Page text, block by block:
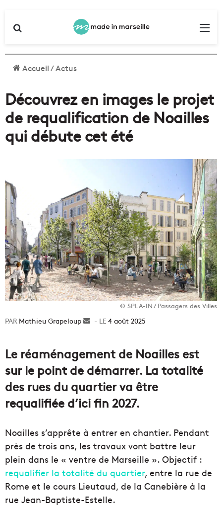
Accueil/Actus
Découvrez en images le projet
de requalification de Noailles
qui débute cet été
© SPLA-IN / Passagers des Villes
Mathieu Grapeloup
Envoyer4 août 2025
Le réaménagement de Noailles est
sur le point de démarrer. La totalité
des rues du quartier va être
requalifiée d’ici fin 2027.
Noailles s’apprête à entrer en chantier. Pendant
près de trois ans, les travaux vont battre leur
plein dans le « ventre de Marseille ». Objectif :
requalifier la totalité du quartier, entre la rue de
Rome et le cours Lieutaud, de la Canebière à la
rue Jean-Baptiste-Estelle.